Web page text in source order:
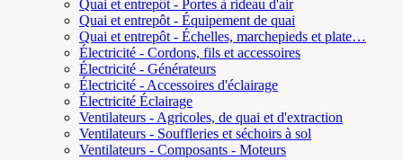
Quai et entrepôt - Portes à rideau d'air
Quai et entrepôt - Équipement de quai
Quai et entrepôt - Échelles, marchepieds et plate…
Électricité - Cordons, fils et accessoires
Électricité - Générateurs
Électricité - Accessoires d'éclairage
Électricité Éclairage
Ventilateurs - Agricoles, de quai et d'extraction
Ventilateurs - Souffleries et séchoirs à sol
Ventilateurs - Composants - Moteurs